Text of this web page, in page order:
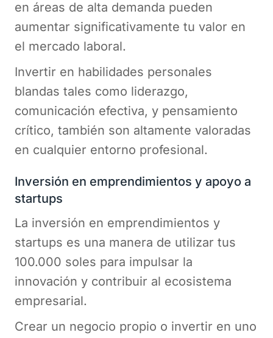
en áreas de alta demanda pueden
aumentar significativamente tu valor en
el mercado laboral.
Invertir en habilidades personales
blandas tales como liderazgo,
comunicación efectiva, y pensamiento
crítico, también son altamente valoradas
en cualquier entorno profesional.
Inversión en emprendimientos y apoyo a
startups
La inversión en emprendimientos y
startups es una manera de utilizar tus
100.000 soles para impulsar la
innovación y contribuir al ecosistema
empresarial.
Crear un negocio propio o invertir en uno